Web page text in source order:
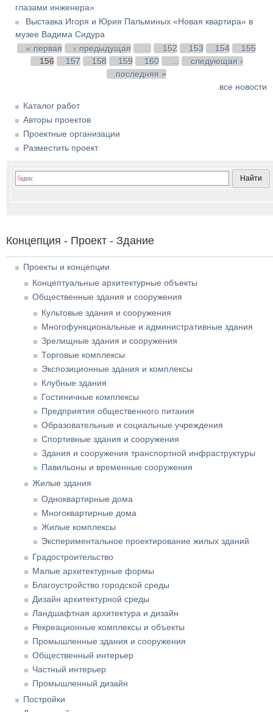
глазами инженера»
Выставка Игоря и Юрия Пальминых «Новая квартира» в
музее Вадима Сидура
Страницы
« первая ‹ предыдущая 152 153 154
155
156
157 158 159 160
следующая ›
последняя »
все новости
Каталог работ
Авторы проектов
Проектные организации
Разместить проект
Концепция - Проект - Здание
Проекты и концепции
Концептуальные архитектурные объекты
Общественные здания и сооружения
Культовые здания и сооружения
Многофункциональные и административные здания
Зрелищные здания и сооружения
Торговые комплексы
Экспозиционные здания и комплексы
Клубные здания
Гостиничные комплексы
Предприятия общественного питания
Образовательные и социальные учреждения
Спортивные здания и сооружения
Здания и сооружения транспортной инфраструктуры
Павильоны и временные сооружения
Жилые здания
Одноквартирные дома
Многоквартирные дома
Жилые комплексы
Экспериментальное проектирование жилых зданий
Градостроительство
Малые архитектурные формы
Благоустройство городской среды
Дизайн архитектурной среды
Ландшафтная архитектура и дизайн
Рекреационные комплексы и объекты
Промышленные здания и сооружения
Общественный интерьер
Частный интерьер
Промышленный дизайн
Постройки